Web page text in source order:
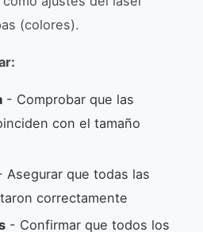
(colores).
- Comprobar que las
con el tamaño
Asegurar que todas las
correctamente
- Confirmar que todos los